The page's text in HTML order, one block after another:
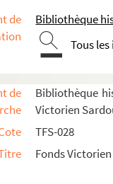
de
Bibliothèque
Tous
de
Bibliothèque
Victorien
TFS-028
Fonds